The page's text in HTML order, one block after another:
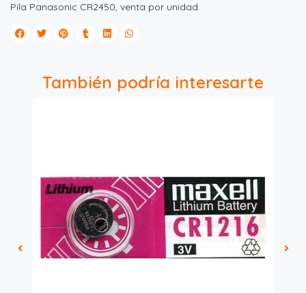
Pila Panasonic CR2450, venta por unidad.
También podría interesarte